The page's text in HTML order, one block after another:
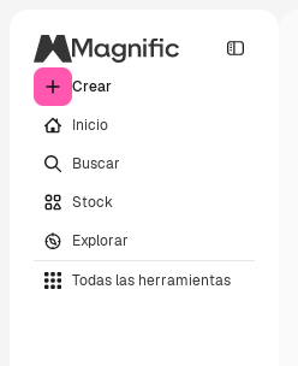
Crear
Inicio
Buscar
Stock
Explorar
Todas las herramientas